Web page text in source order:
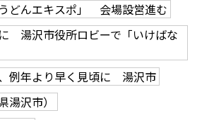
どんエキスポ」 会場設営進む
湯沢市役所ロビーで「いけばな
例年より早く見頃に 湯沢市
湯沢市）